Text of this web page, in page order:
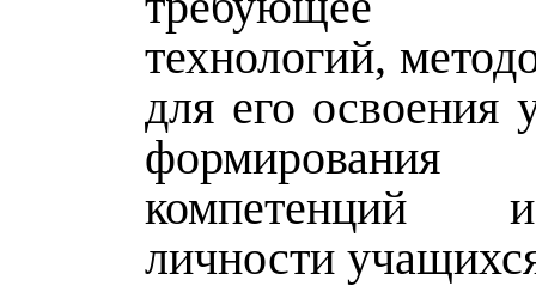
технологий,
для его освоения
формирования
компетенций
личности